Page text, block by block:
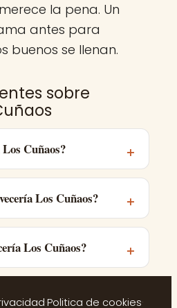
la pena. Un
antes para
buenos se llenan.
sobre
Cuñaos?
Los Cuñaos?
Los Cuñaos?
·Politica de cookies·